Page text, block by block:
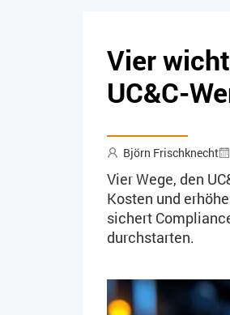
Vier
UC&C-
Björn Frischknecht
Vier Wege, den
Kosten und
sichert
durchstarten.